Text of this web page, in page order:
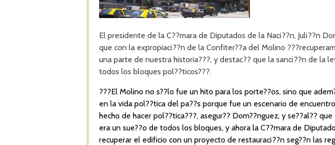
El presidente de la C??mara de Diputados de la Naci??n, Juli??n
que con la expropiaci??n de la Confiter??a del Molino
una parte de nuestra historia???, y destac?? que la sanci??n de la
todos los bloques pol??ticos???.
???El Molino no s??lo fue un hito para los porte??os, sino que
en la vida pol??tica del pa??s porque fue un escenario de
hecho de hacer pol??tica???, asegur?? Dom??nguez, y se??al??
era un sue??o de todos los bloques, y ahora la C??mara de
recuperar el edificio con un proyecto de restauraci??n seg??n las